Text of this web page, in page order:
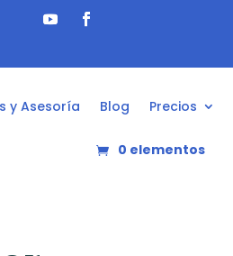
y Asesoría Blog Precios
0 elementos